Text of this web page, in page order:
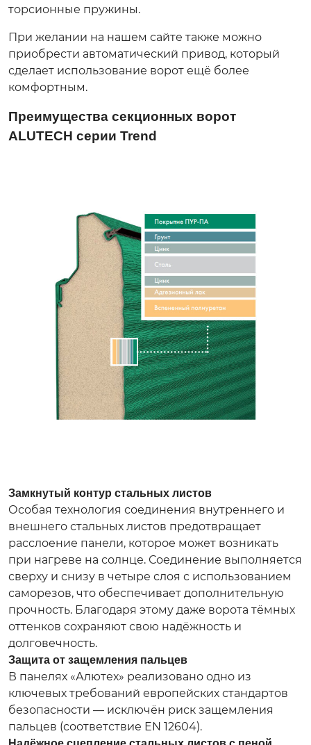
торсионные пружины.
При желании на нашем сайте также можно
приобрести автоматический привод, который
сделает использование ворот ещё более
комфортным.
Преимущества секционных ворот
ALUTECH серии Trend
Замкнутый контур стальных листов
Особая технология соединения внутреннего и
внешнего стальных листов предотвращает
расслоение панели, которое может возникать
при нагреве на солнце. Соединение выполняется
сверху и снизу в четыре слоя с использованием
саморезов, что обеспечивает дополнительную
прочность. Благодаря этому даже ворота тёмных
оттенков сохраняют свою надёжность и
долговечность.
Защита от защемления пальцев
В панелях «Алютех» реализовано одно из
ключевых требований европейских стандартов
безопасности — исключён риск защемления
пальцев (соответствие EN 12604).